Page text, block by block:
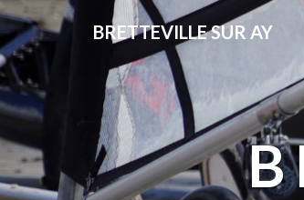
BRETTEVILLE SUR AY